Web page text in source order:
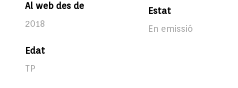
Al web des de
2018
Estat
En emissió
Edat
TP